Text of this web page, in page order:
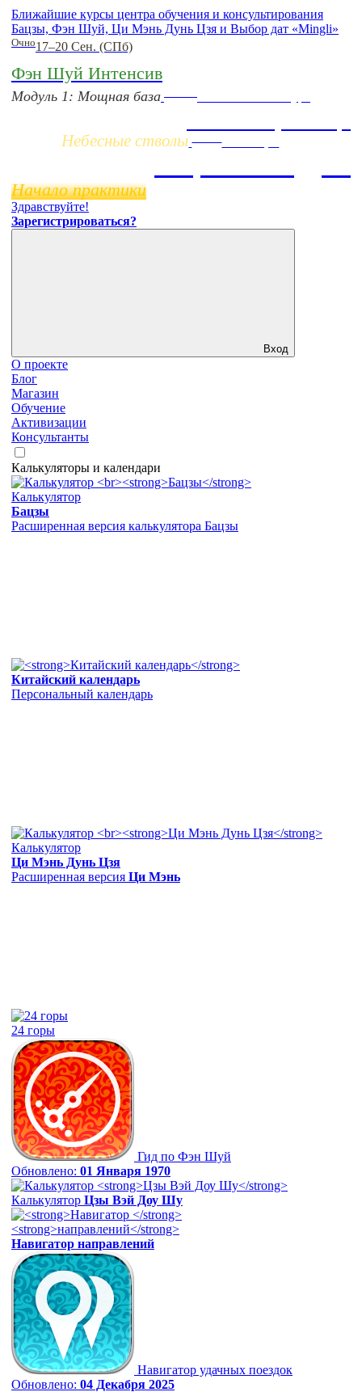
Ближайшие курсы центра обучения и консультирования
Бацзы, Фэн Шуй, Ци Мэнь Дунь Цзя и Выбор дат «Mingli»
Очно17–20 Сен. (СПб)
Фэн Шуй Интенсив
Модуль 1: Мощная база
Небесные стволы 11 ноября
Начало практики
Здравствуйте!
Зарегистрироваться?
Вход
О проекте
Блог
Магазин
Обучение
Активизации
Консультанты
Калькуляторы и календари
Калькулятор
Бацзы
Расширенная версия калькулятора Бацзы
Китайский календарь
Персональный календарь
Калькулятор
Ци Мэнь Дунь Цзя
Расширенная версия Ци Мэнь
24 горы
Гид по Фэн Шуй
Обновлено: 01 Января 1970
Калькулятор Цзы Вэй Доу Шу
Навигатор направлений
Навигатор удачных поездок
Обновлено: 04 Декабря 2025